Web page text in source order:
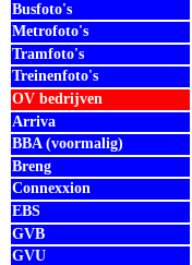
Busfoto's
Metrofoto's
Tramfoto's
Treinenfoto's
OV bedrijven
Arriva
BBA (voormalig)
Breng
Connexxion
EBS
GVB
GVU